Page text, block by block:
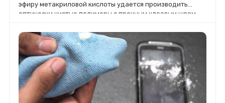
эфиру метакриловой кислоты удается производить
оптически чистые полимеры с прочным клеевым швом,